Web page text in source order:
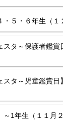
・５・６年生（１
スタ～保護者鑑賞
スタ～児童鑑賞日
～1年生（１１月２